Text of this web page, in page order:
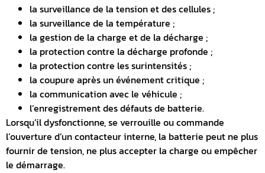
la surveillance de la tension et des cellules ;
la surveillance de la température ;
la gestion de la charge et de la décharge ;
la protection contre la décharge profonde ;
la protection contre les surintensités ;
la coupure après un événement critique ;
la communication avec le véhicule ;
l’enregistrement des défauts de batterie.
Lorsqu’il dysfonctionne, se verrouille ou commande
l’ouverture d’un contacteur interne, la batterie peut ne plus
fournir de tension, ne plus accepter la charge ou empêcher
le démarrage.